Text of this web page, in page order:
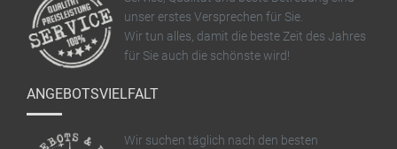
unser erstes Versprechen für Sie.
Wir tun alles, damit die beste Zeit des Jahres
für Sie auch die schönste wird!
ANGEBOTSVIELFALT
Wir suchen täglich nach den besten